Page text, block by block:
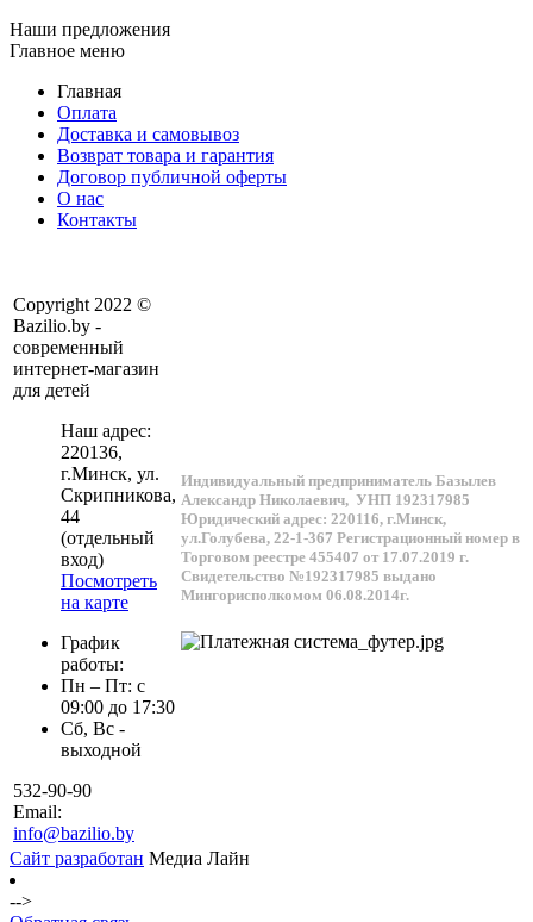
Наши предложения
Главное меню
Главная
Оплата
Доставка и самовывоз
Возврат товара и гарантия
Договор публичной оферты
О нас
Контакты
Copyright 2022 ©
Bazilio.by -
современный
интернет-магазин
для детей
Наш адрес:
220136,
г.Минск, ул.
Скрипникова,
44
(отдельный
вход)
Посмотреть
на карте
График
работы:
Пн – Пт: с
09:00 до 17:30
Сб, Вс -
выходной
532-90-90
Email:
info@bazilio.by
Индивидуальный предприниматель Базылев
Александр Николаевич, УНП 192317985
Юридический адрес: 220116, г.Минск,
ул.Голубева, 22-1-367 Регистрационный номер в
Торговом реестре 455407 от 17.07.2019 г.
Свидетельство №192317985 выдано
Мингорисполкомом 06.08.2014г.
Сайт разработан Медиа Лайн
-->